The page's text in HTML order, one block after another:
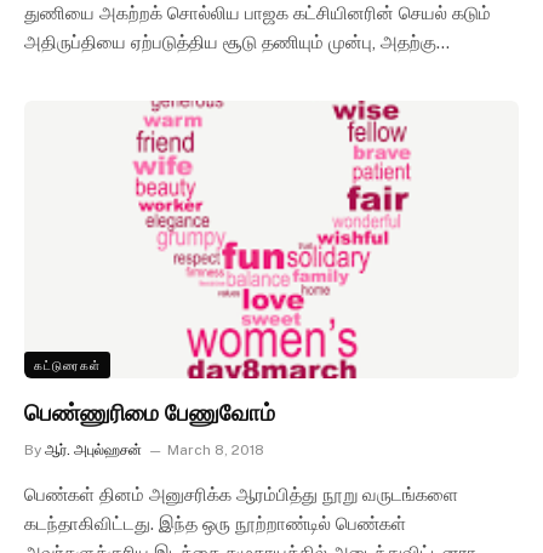
துணியை அகற்றக் சொல்லிய பாஜக கட்சியினரின் செயல் கடும்
அதிருப்தியை ஏற்படுத்திய சூடு தணியும் முன்பு, அதற்கு…
கட்டுரைகள்
பெண்ணுரிமை பேணுவோம்
By ஆர். அபுல்ஹசன் March 8, 2018
பெண்கள் தினம் அனுசரிக்க ஆரம்பித்து நூறு வருடங்களை
கடந்தாகிவிட்டது. இந்த ஒரு நூற்றாண்டில் பெண்கள்